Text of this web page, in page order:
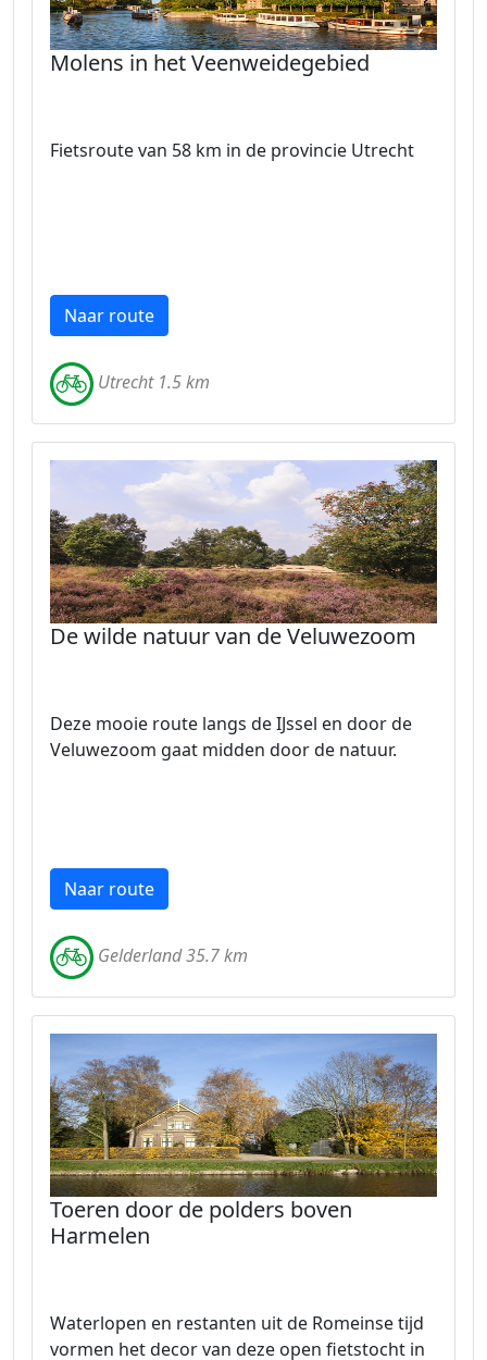
Molens in het Veenweidegebied
Fietsroute van 58 km in de provincie Utrecht
Naar route
Utrecht 1.5 km
De wilde natuur van de Veluwezoom
Deze mooie route langs de IJssel en door de
Veluwezoom gaat midden door de natuur.
Naar route
Gelderland 35.7 km
Toeren door de polders boven
Harmelen
Waterlopen en restanten uit de Romeinse tijd
vormen het decor van deze open fietstocht in